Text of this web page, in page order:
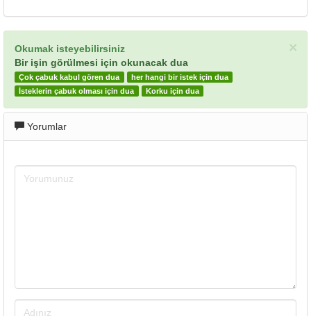
×
Okumak isteyebilirsiniz
Bir işin görülmesi için okunacak dua
Çok çabuk kabul gören dua
her hangi bir istek için dua
İsteklerin çabuk olması için dua
Korku için dua
Yorumlar